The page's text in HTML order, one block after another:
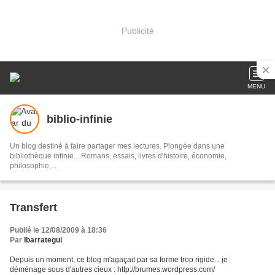
Publicité
MENU
biblio-infinie
Un blog destiné à faire partager mes lectures. Plongée dans une
bibliothèque infinie... Romans, essais, livres d'histoire, économie,
philosophie,...
Transfert
Publié le 12/08/2009 à 18:36
Par Ibarrategui
Depuis un moment, ce blog m'agaçait par sa forme trop rigide... je
déménage sous d'autres cieux : http://brumes.wordpress.com/